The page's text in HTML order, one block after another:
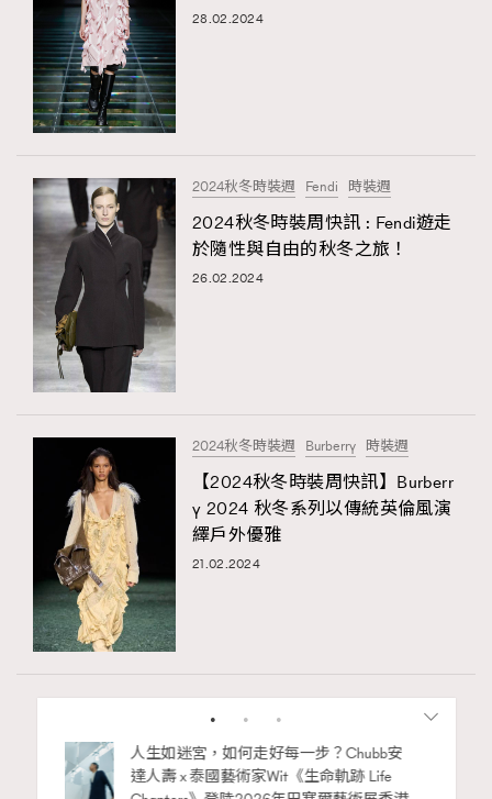
28.02.2024
2024秋冬時裝週 Fendi 時裝週
2024秋冬時裝周快訊 : Fendi遊走
於隨性與自由的秋冬之旅！
26.02.2024
2024秋冬時裝週 Burberry 時裝週
【2024秋冬時裝周快訊】Burberr
y 2024 秋冬系列以傳統英倫風演
繹戶外優雅
21.02.2024
人生如迷宮，如何走好每一步？Chubb安
達人壽 x 泰國藝術家Wit《生命軌跡 Life